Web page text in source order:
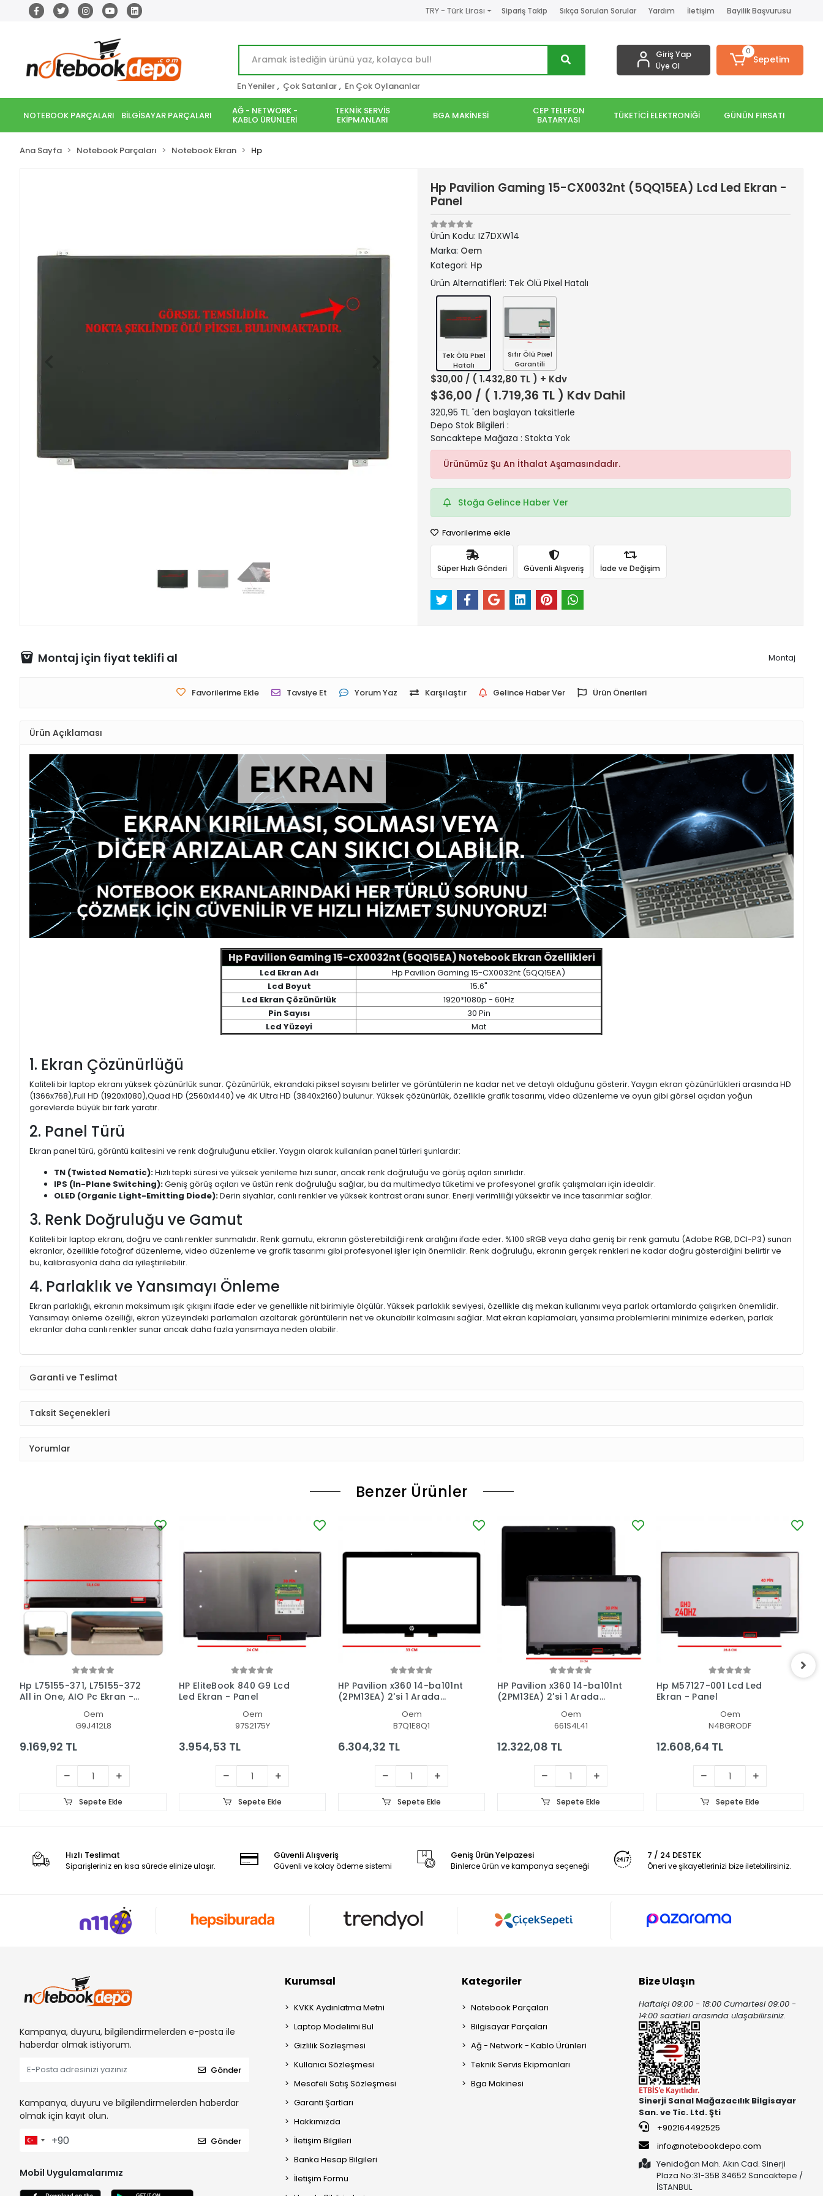
TRY - Türk Lirası Sipariş Takip Sıkça Sorulan Sorular Yardım İletişim Bayilik Başvurusu
En Yeniler , Çok Satanlar , En Çok Oylananlar
Giriş Yap
Üye Ol
0
Sepetim
NOTEBOOK PARÇALARI BİLGİSAYAR PARÇALARI AĞ - NETWORK -
KABLO ÜRÜNLERİ
TEKNİK SERVİS
EKİPMANLARI BGA MAKİNESİ CEP TELEFON
BATARYASI TÜKETİCİ ELEKTRONİĞİ GÜNÜN FIRSATI
Ana Sayfa Notebook Parçaları Notebook Ekran Hp
Hp Pavilion Gaming 15-CX0032nt (5QQ15EA) Lcd Led Ekran -
Panel
Ürün Kodu: IZ7DXW14
Marka: Oem
Kategori: Hp
Ürün Alternatifleri: Tek Ölü Pixel Hatalı
Tek Ölü Pixel
Hatalı
Sıfır Ölü Pixel
Garantili
$30,00 / ( 1.432,80 TL ) + Kdv
$36,00 / ( 1.719,36 TL ) Kdv Dahil
320,95 TL 'den başlayan taksitlerle
Depo Stok Bilgileri :
Sancaktepe Mağaza : Stokta Yok
Ürünümüz Şu An İthalat Aşamasındadır.
Stoğa Gelince Haber Ver
Favorilerime ekle
Süper Hızlı Gönderi Güvenli Alışveriş İade ve Değişim
Montaj için fiyat teklifi al Montaj
Favorilerime Ekle Tavsiye Et Yorum Yaz Karşılaştır Gelince Haber Ver Ürün Önerileri
Ürün Açıklaması
Hp Pavilion Gaming 15-CX0032nt (5QQ15EA) Notebook Ekran Özellikleri
Lcd Ekran Adı
Hp Pavilion Gaming 15-CX0032nt (5QQ15EA)
Lcd Boyut
15.6"
Lcd Ekran Çözünürlük
1920*1080p - 60Hz
Pin Sayısı
30 Pin
Lcd Yüzeyi
Mat
1. Ekran Çözünürlüğü
Kaliteli bir laptop ekranı yüksek çözünürlük sunar. Çözünürlük, ekrandaki piksel sayısını belirler ve görüntülerin ne kadar net ve detaylı olduğunu gösterir. Yaygın ekran çözünürlükleri arasında HD
(1366x768),Full HD (1920x1080),Quad HD (2560x1440) ve 4K Ultra HD (3840x2160) bulunur. Yüksek çözünürlük, özellikle grafik tasarımı, video düzenleme ve oyun gibi görsel açıdan yoğun
görevlerde büyük bir fark yaratır.
2. Panel Türü
Ekran panel türü, görüntü kalitesini ve renk doğruluğunu etkiler. Yaygın olarak kullanılan panel türleri şunlardır:
TN (Twisted Nematic):Hızlı tepki süresi ve yüksek yenileme hızı sunar, ancak renk doğruluğu ve görüş açıları sınırlıdır.
IPS (In-Plane Switching):Geniş görüş açıları ve üstün renk doğruluğu sağlar, bu da multimedya tüketimi ve profesyonel grafik çalışmaları için idealdir.
OLED (Organic Light-Emitting Diode):Derin siyahlar, canlı renkler ve yüksek kontrast oranı sunar. Enerji verimliliği yüksektir ve ince tasarımlar sağlar.
3. Renk Doğruluğu ve Gamut
Kaliteli bir laptop ekranı, doğru ve canlı renkler sunmalıdır. Renk gamutu, ekranın gösterebildiği renk aralığını ifade eder. %100 sRGB veya daha geniş bir renk gamutu (Adobe RGB, DCI-P3) sunan
ekranlar, özellikle fotoğraf düzenleme, video düzenleme ve grafik tasarımı gibi profesyonel işler için önemlidir. Renk doğruluğu, ekranın gerçek renkleri ne kadar doğru gösterdiğini belirtir ve
bu, kalibrasyonla daha da iyileştirilebilir.
4. Parlaklık ve Yansımayı Önleme
Ekran parlaklığı, ekranın maksimum ışık çıkışını ifade eder ve genellikle nit birimiyle ölçülür. Yüksek parlaklık seviyesi, özellikle dış mekan kullanımı veya parlak ortamlarda çalışırken önemlidir.
Yansımayı önleme özelliği, ekran yüzeyindeki parlamaları azaltarak görüntülerin net ve okunabilir kalmasını sağlar. Mat ekran kaplamaları, yansıma problemlerini minimize ederken, parlak
ekranlar daha canlı renkler sunar ancak daha fazla yansımaya neden olabilir.
Garanti ve Teslimat
Taksit Seçenekleri
Yorumlar
Benzer Ürünler
Hp L75155-371, L75155-372
All in One, AIO Pc Ekran -
Oem
G9J412L8
9.169,92 TL
Sepete Ekle
HP EliteBook 840 G9 Lcd
Led Ekran - Panel
Oem
97S2175Y
3.954,53 TL
Sepete Ekle
HP Pavilion x360 14-ba101nt
(2PM13EA) 2'si 1 Arada
Oem
B7Q1E8Q1
6.304,32 TL
Sepete Ekle
HP Pavilion x360 14-ba101nt
(2PM13EA) 2'si 1 Arada
Oem
661S4L41
12.322,08 TL
Sepete Ekle
Hp M57127-001 Lcd Led
Ekran - Panel
Oem
N4BGRODF
12.608,64 TL
Sepete Ekle
Hızlı Teslimat
Siparişleriniz en kısa sürede elinize ulaşır.
Güvenli Alışveriş
Güvenli ve kolay ödeme sistemi
Geniş Ürün Yelpazesi
Binlerce ürün ve kampanya seçeneği
7 / 24 DESTEK
Öneri ve şikayetlerinizi bize iletebilirsiniz.
Kampanya, duyuru, bilgilendirmelerden e-posta ile
haberdar olmak istiyorum.
Gönder
Kampanya, duyuru ve bilgilendirmelerden haberdar
olmak için kayıt olun.
Gönder
Mobil Uygulamalarımız
Kurumsal
KVKK Aydınlatma Metni
Laptop Modelimi Bul
Gizlilik Sözleşmesi
Kullanıcı Sözleşmesi
Mesafeli Satış Sözleşmesi
Garanti Şartları
Hakkımızda
İletişim Bilgileri
Banka Hesap Bilgileri
İletişim Formu
Kategoriler
Notebook Parçaları
Bilgisayar Parçaları
Ağ - Network - Kablo Ürünleri
Teknik Servis Ekipmanları
Bga Makinesi
Bize Ulaşın
Haftaiçi 09:00 - 18:00 Cumartesi 09:00 -
14:00 saatleri arasında ulaşabilirsiniz.
Sinerji Sanal Mağazacılık Bilgisayar
San. ve Tic. Ltd. Şti
+902164492525
info@notebookdepo.com
Yenidoğan Mah. Akın Cad. Sinerji
Plaza No:31-35B 34652 Sancaktepe /
İSTANBUL